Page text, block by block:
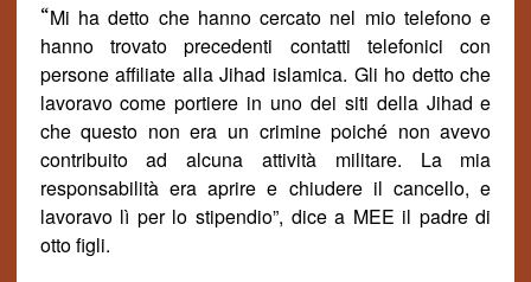
“Mi ha detto che hanno cercato nel mio telefono e
hanno trovato precedenti contatti telefonici con
persone affiliate alla Jihad islamica. Gli ho detto che
lavoravo come portiere in uno dei siti della Jihad e
che questo non era un crimine poiché non avevo
contribuito ad alcuna attività militare. La mia
responsabilità era aprire e chiudere il cancello, e
lavoravo lì per lo stipendio”, dice a MEE il padre di
otto figli.